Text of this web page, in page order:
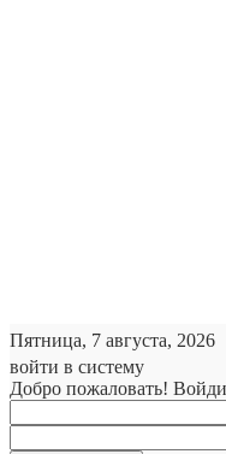
Пятница, 7 августа, 2026
войти в систему
Добро пожаловать!